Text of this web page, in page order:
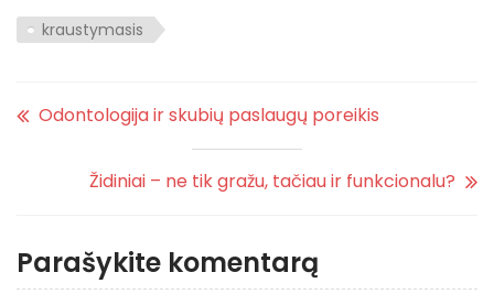
kraustymasis
Odontologija ir skubių paslaugų poreikis
Židiniai – ne tik gražu, tačiau ir funkcionalu?
Parašykite komentarą